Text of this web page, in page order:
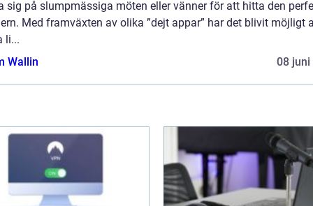
sig på slumpmässiga möten eller vänner för att hitta den
Med framväxten av olika ”dejt appar” har det blivit möjligt
li...
Wallin
08 juni